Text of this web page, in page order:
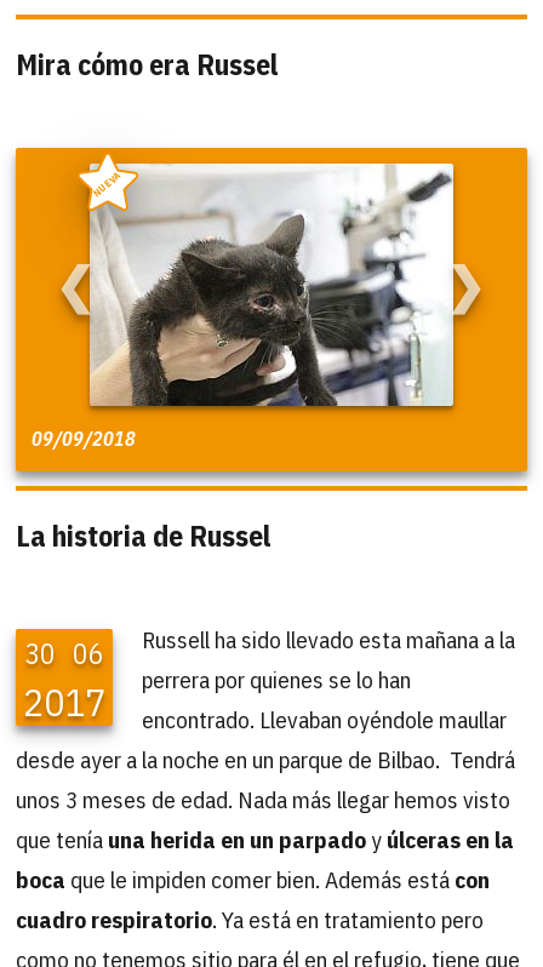
Mira cómo era Russel
❮ ❯
NUEVA
09/09/2018
La historia de Russel
30 06
2017
Russell ha sido llevado esta mañana a la
perrera por quienes se lo han
encontrado. Llevaban oyéndole maullar
desde ayer a la noche en un parque de Bilbao. Tendrá
unos 3 meses de edad. Nada más llegar hemos visto
que tenía una herida en un parpado y úlceras en la
boca que le impiden comer bien. Además está con
cuadro respiratorio. Ya está en tratamiento pero
como no tenemos sitio para él en el refugio, tiene que